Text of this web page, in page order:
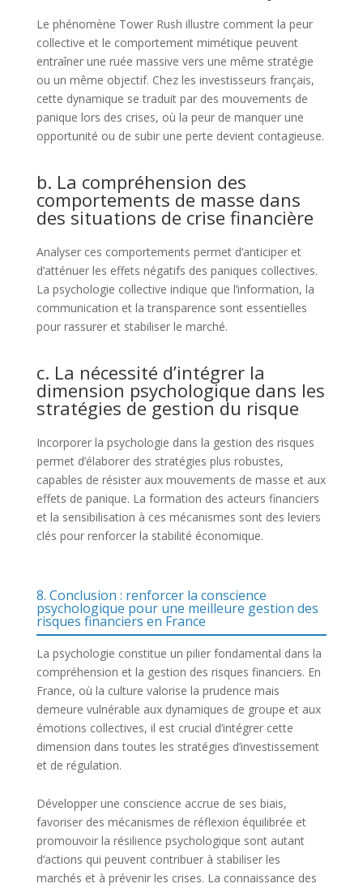
Le phénomène Tower Rush illustre comment la peur
collective et le comportement mimétique peuvent
entraîner une ruée massive vers une même stratégie
ou un même objectif. Chez les investisseurs français,
cette dynamique se traduit par des mouvements de
panique lors des crises, où la peur de manquer une
opportunité ou de subir une perte devient contagieuse.
b. La compréhension des
comportements de masse dans
des situations de crise financière
Analyser ces comportements permet d’anticiper et
d’atténuer les effets négatifs des paniques collectives.
La psychologie collective indique que l’information, la
communication et la transparence sont essentielles
pour rassurer et stabiliser le marché.
c. La nécessité d’intégrer la
dimension psychologique dans les
stratégies de gestion du risque
Incorporer la psychologie dans la gestion des risques
permet d’élaborer des stratégies plus robustes,
capables de résister aux mouvements de masse et aux
effets de panique. La formation des acteurs financiers
et la sensibilisation à ces mécanismes sont des leviers
clés pour renforcer la stabilité économique.
8. Conclusion : renforcer la conscience
psychologique pour une meilleure gestion des
risques financiers en France
La psychologie constitue un pilier fondamental dans la
compréhension et la gestion des risques financiers. En
France, où la culture valorise la prudence mais
demeure vulnérable aux dynamiques de groupe et aux
émotions collectives, il est crucial d’intégrer cette
dimension dans toutes les stratégies d’investissement
et de régulation.
Développer une conscience accrue de ses biais,
favoriser des mécanismes de réflexion équilibrée et
promouvoir la résilience psychologique sont autant
d’actions qui peuvent contribuer à stabiliser les
marchés et à prévenir les crises. La connaissance des